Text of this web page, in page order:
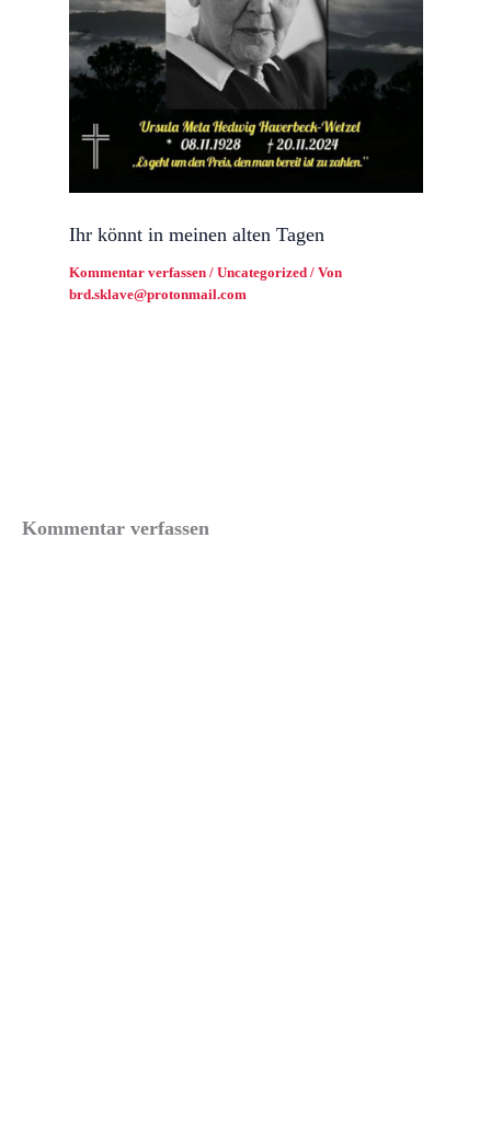
Ihr könnt in meinen alten Tagen
Kommentar verfassen / Uncategorized/ Von
brd.sklave@protonmail.com
Kommentar verfassen